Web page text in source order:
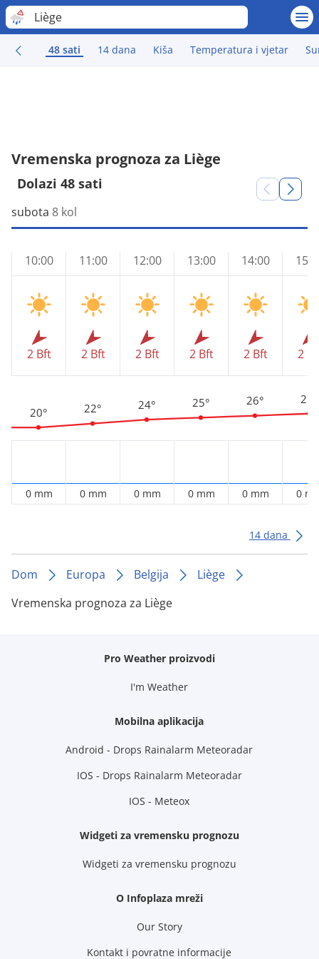
Liège
48 sati 14 dana Kiša Temperatura i vjetar
Vremenska prognoza za Liège
Dolazi 48 sati
subota 8 kol
10:00
2 Bft
20°
0 mm
11:00
2 Bft
22°
0 mm
12:00
2 Bft
24°
0 mm
13:00
2 Bft
25°
0 mm
14:00
2 Bft
26°
0 mm
2
27°
0
14 dana
Dom Europa Belgija
Liège
Vremenska prognoza za Liège
Pro Weather proizvodi
I'm Weather
Mobilna aplikacija
Android - Drops Rainalarm Meteoradar
IOS - Drops Rainalarm Meteoradar
IOS - Meteox
Widgeti za vremensku prognozu
Widgeti za vremensku prognozu
O Infoplaza mreži
Our Story
Kontakt i povratne informacije